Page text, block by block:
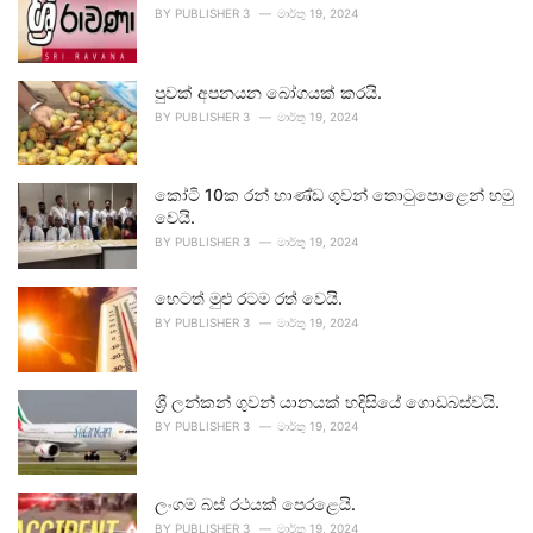
BY PUBLISHER 3 මාර්තු 19, 2024
පුවක් අපනයන බෝගයක් කරයි.
BY PUBLISHER 3 මාර්තු 19, 2024
කෝටි 10ක රන් භාණ්ඩ ගුවන් තොටුපොළෙන් හමු
වෙයි.
BY PUBLISHER 3 මාර්තු 19, 2024
හෙටත් මුළු රටම රත් වෙයි.
BY PUBLISHER 3 මාර්තු 19, 2024
ශ්‍රී ලන්කන් ගුවන් යානයක් හදිසියේ ගොඩබස්වයි.
BY PUBLISHER 3 මාර්තු 19, 2024
ලංගම බස් රථයක් පෙරළෙයි.
BY PUBLISHER 3 මාර්තු 19, 2024